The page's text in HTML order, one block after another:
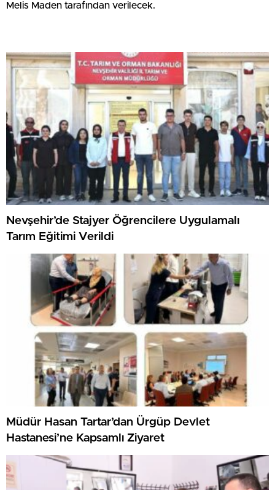
Melis Maden tarafından verilecek.
Nevşehir’de Stajyer Öğrencilere Uygulamalı
Tarım Eğitimi Verildi
Müdür Hasan Tartar’dan Ürgüp Devlet
Hastanesi’ne Kapsamlı Ziyaret